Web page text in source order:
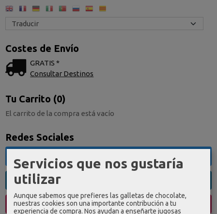
Costes de Envío
GRATIS *
Consultar Destinos
Tu Carrito (0)
El carrito de la compra está vacío
Redes Sociales
Twitter
Linkedin
Instagram
Servicios que nos gustaría
utilizar
Aunque sabemos que prefieres las galletas de chocolate,
nuestras cookies son una importante contribución a tu
experiencia de compra. Nos ayudan a enseñarte jugosas